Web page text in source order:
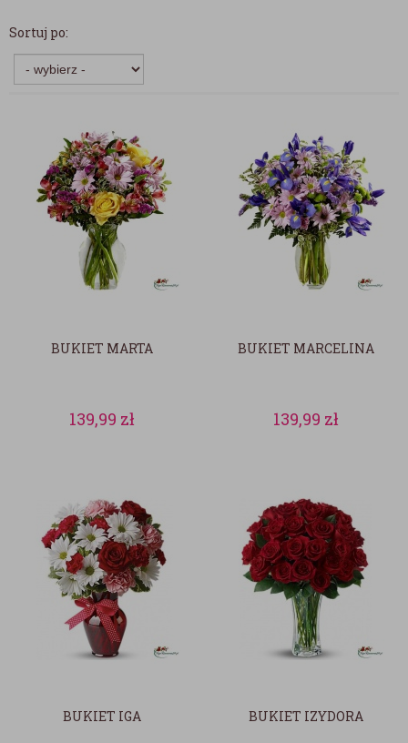
Sortuj po:
BUKIET MARTA
139,99 zł
BUKIET MARCELINA
139,99 zł
BUKIET IGA BUKIET IZYDORA